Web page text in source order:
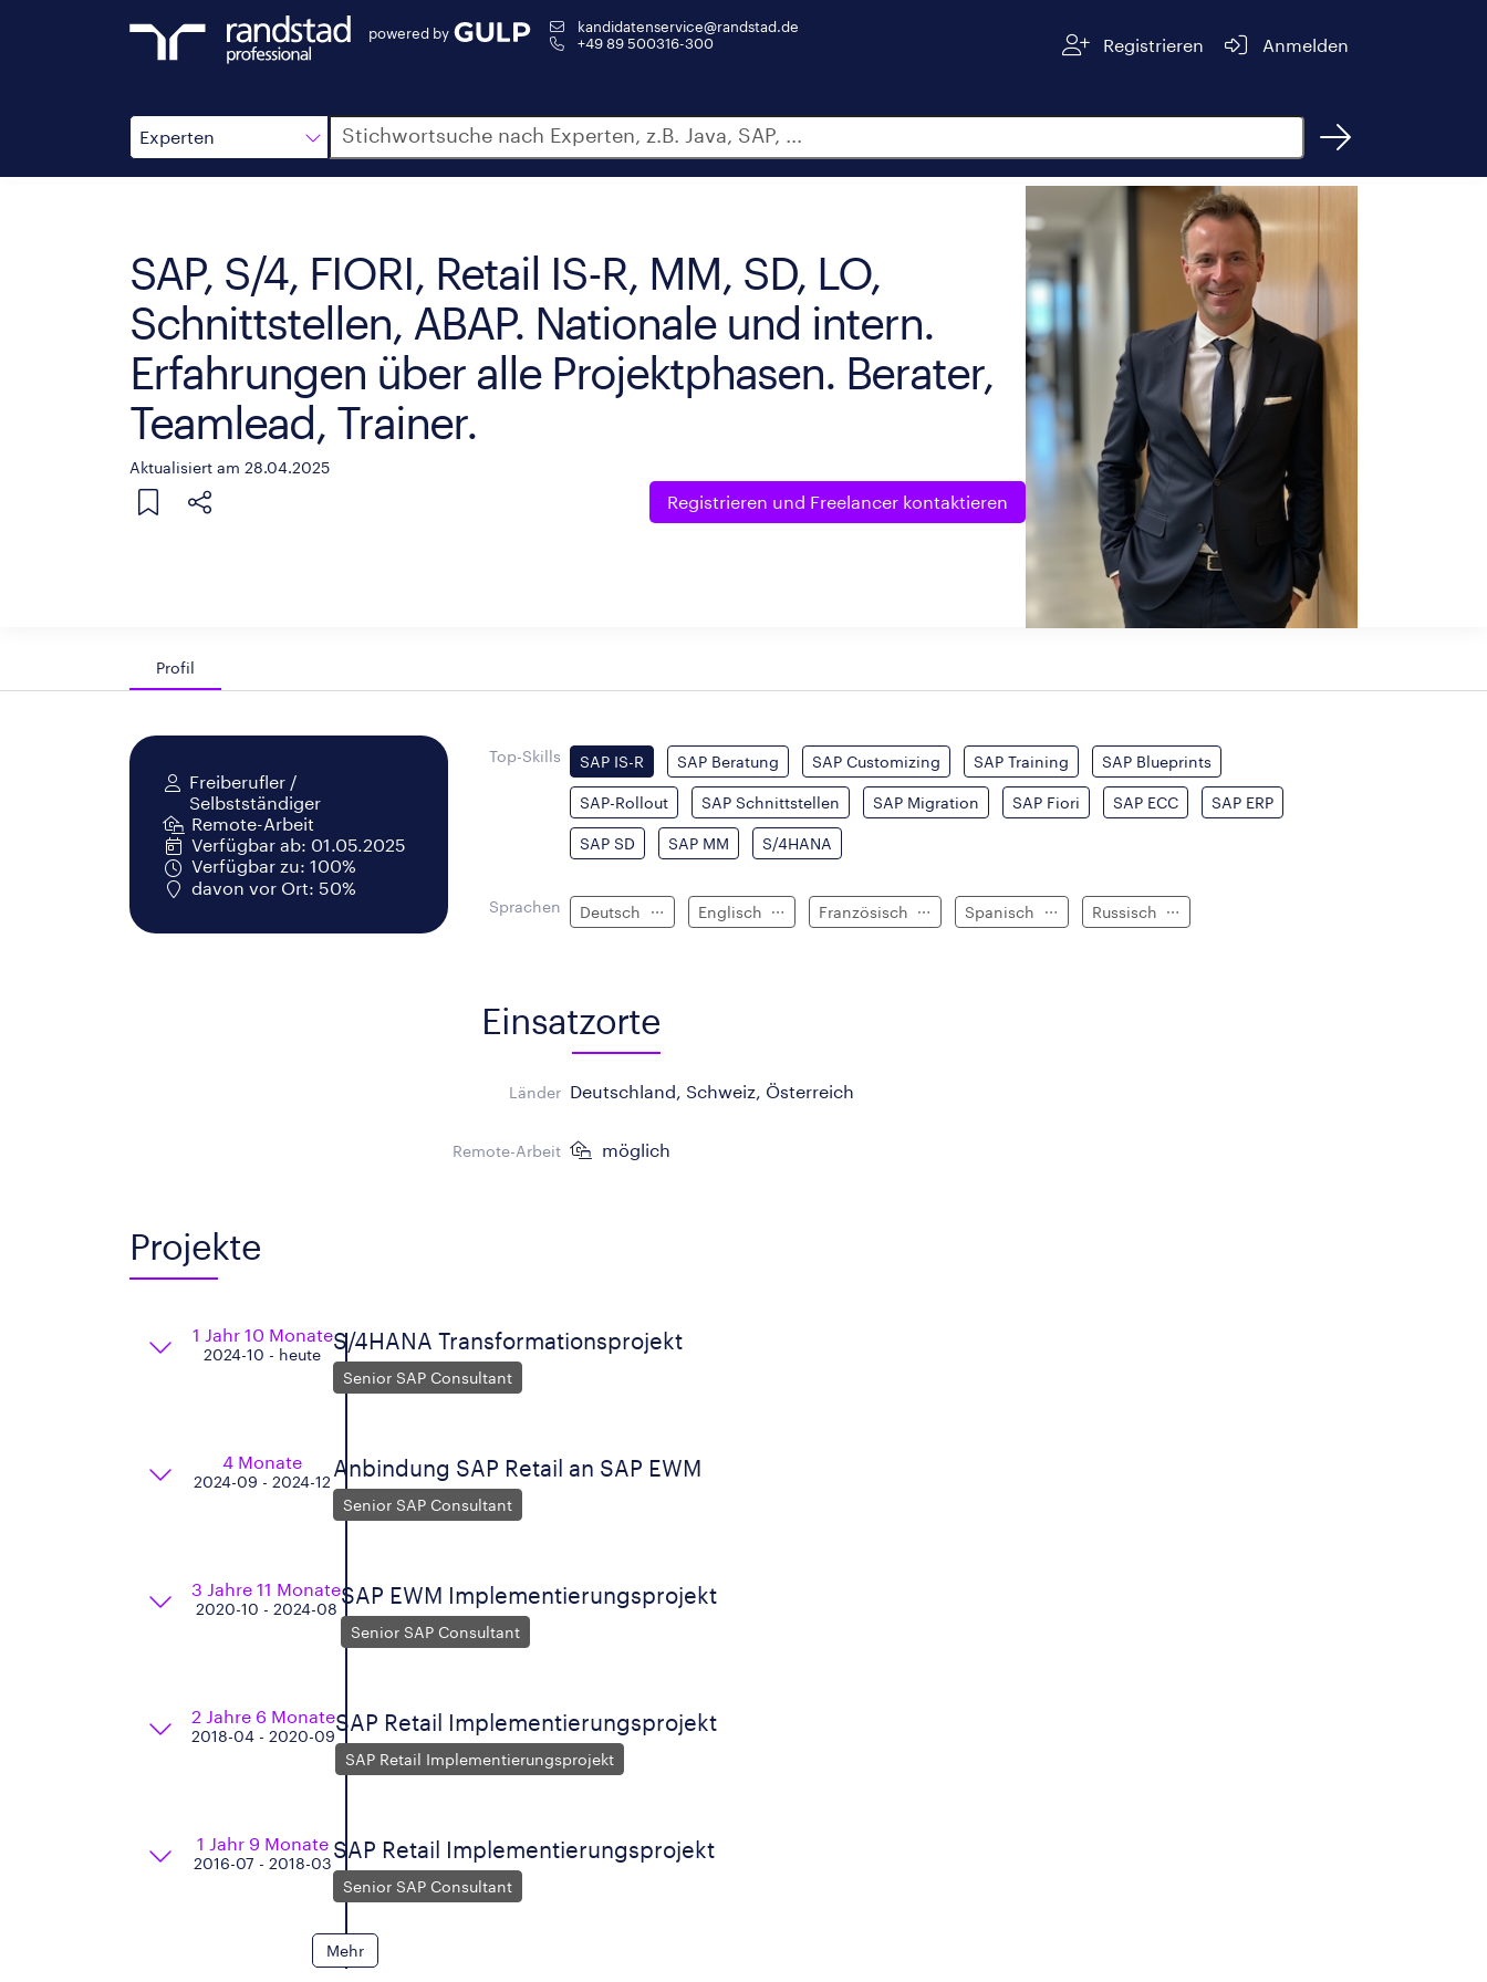
powered by
kandidatenservice@randstad.de
+49 89 500316-300
Registrieren Anmelden
Experten
Suche
SAP, S/4, FIORI, Retail IS-R, MM, SD, LO,
Schnittstellen, ABAP. Nationale und intern.
Erfahrungen über alle Projektphasen. Berater,
Teamlead, Trainer.
Aktualisiert am 28.04.2025
Registrieren und Freelancer kontaktieren
Profil
Freiberufler /
Selbstständiger
Remote-Arbeit
Verfügbar ab: 01.05.2025
Verfügbar zu: 100%
davon vor Ort: 50%
Top-Skills SAP IS-R SAP Beratung SAP Customizing SAP Training SAP Blueprints
SAP-Rollout SAP Schnittstellen SAP Migration SAP Fiori SAP ECC SAP ERP
SAP SD SAP MM S/4HANA
Sprachen Deutsch Englisch Französisch Spanisch Russisch
Einsatzorte
Länder Deutschland, Schweiz, Österreich
Remote-Arbeit möglich
Projekte
1 Jahr 10 Monate
2024-10 - heute
S/4HANA Transformationsprojekt
Senior SAP Consultant
4 Monate
2024-09 - 2024-12
Anbindung SAP Retail an SAP EWM
Senior SAP Consultant
3 Jahre 11 Monate
2020-10 - 2024-08
SAP EWM Implementierungsprojekt
Senior SAP Consultant
2 Jahre 6 Monate
2018-04 - 2020-09
SAP Retail Implementierungsprojekt
SAP Retail Implementierungsprojekt
1 Jahr 9 Monate
2016-07 - 2018-03
SAP Retail Implementierungsprojekt
Senior SAP Consultant
Mehr